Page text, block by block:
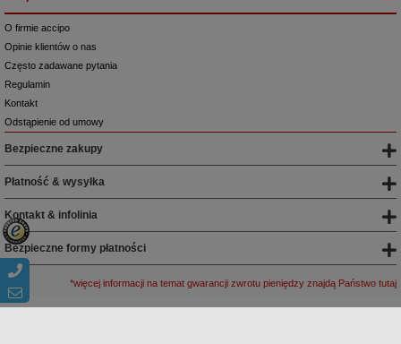
O firmie accipo
Opinie klientów o nas
Często zadawane pytania
Regulamin
Kontakt
Odstąpienie od umowy
Bezpieczne zakupy
Płatność & wysyłka
Kontakt & infolinia
Bezpieczne formy płatności
*więcej informacji na temat gwarancji zwrotu pieniędzy znajdą Państwo tutaj